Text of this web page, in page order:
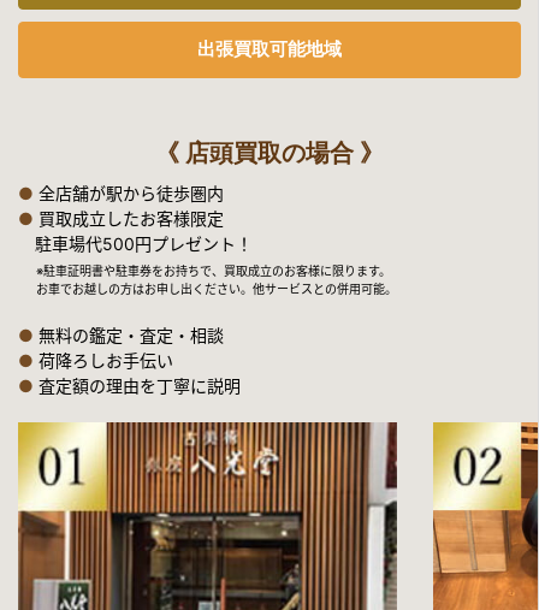
テレビ東京「所さんの学校では教えてくれないそこんトコロ」
テレビ東京「所さんの学校では教えてくれないそこんトコロ
2021年3月24日公開
YouTube「実家にある高い物を持参して”宝を査定”」
2021年3月10日放送
フジテレビ「世界の何だコレ！？ミステリー」2時間SP
テレビ東京「所さんの学校では教えてくれないそこんトコロ！」
2021年1月1日放送
日本テレビ「月曜から夜ふかし」
2021年12月30日放送
BSテレビ東京「一軒家まるごと壊す！」
出張買取可能地域
《 店頭買取の場合 》
● 全店舗が駅から徒歩圏内
● 買取成立したお客様限定
駐車場代500円プレゼント！
※駐車証明書や駐車券をお持ちで、買取成立のお客様に限ります。
お車でお越しの方はお申し出ください。他サービスとの併用可能。
● 無料の鑑定・査定・相談
● 荷降ろしお手伝い
● 査定額の理由を丁寧に説明